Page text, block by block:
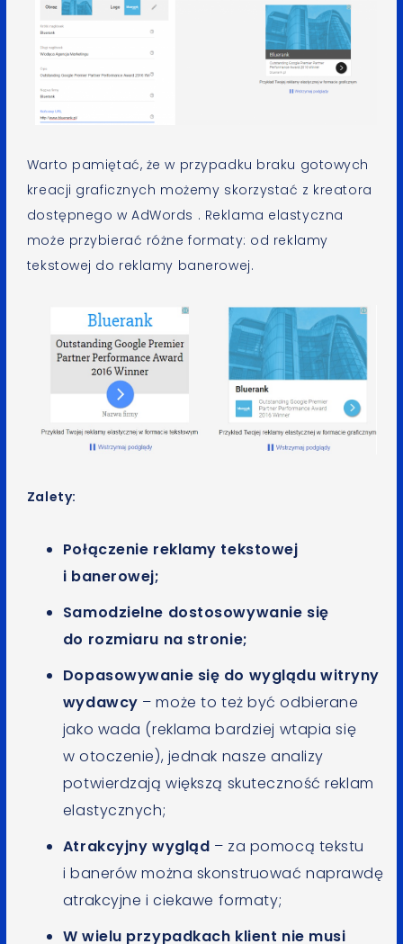
Warto pamiętać, że w przypadku braku gotowych
kreacji graficznych możemy skorzystać z kreatora
dostępnego w AdWords . Reklama elastyczna
może przybierać różne formaty: od reklamy
tekstowej do reklamy banerowej.
Zalety:
Połączenie reklamy tekstowej
i banerowej;
Samodzielne dostosowywanie się
do rozmiaru na stronie;
Dopasowywanie się do wyglądu witryny
wydawcy – może to też być odbierane
jako wada (reklama bardziej wtapia się
w otoczenie), jednak nasze analizy
potwierdzają większą skuteczność reklam
elastycznych;
Atrakcyjny wygląd – za pomocą tekstu
i banerów można skonstruować naprawdę
atrakcyjne i ciekawe formaty;
W wielu przypadkach klient nie musi